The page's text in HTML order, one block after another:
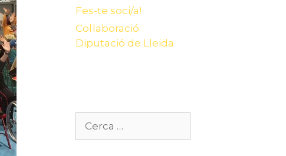
Fes-te soci/a!
Col·laboració
Diputació de Lleida